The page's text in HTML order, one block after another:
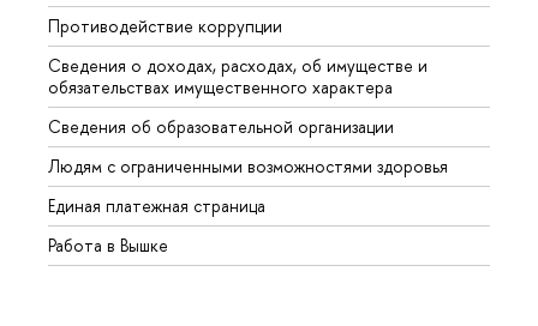
Противодействие коррупции
Сведения о доходах, расходах, об имуществе и
обязательствах имущественного характера
Сведения об образовательной организации
Людям с ограниченными возможностями здоровья
Единая платежная страница
Работа в Вышке